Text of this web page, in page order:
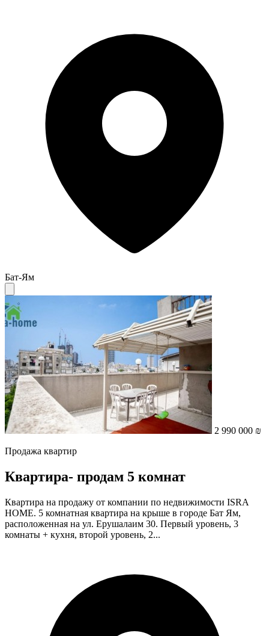
Бат-Ям
2 990 000 ₪
Продажа квартир
Квартира- продам 5 комнат
Квартира на продажу от компании по недвижимости ISRA
HOME. 5 комнатная квартира на крыше в городе Бат Ям,
расположенная на ул. Ерушалаим 30. Первый уровень, 3
комнаты + кухня, второй уровень, 2...